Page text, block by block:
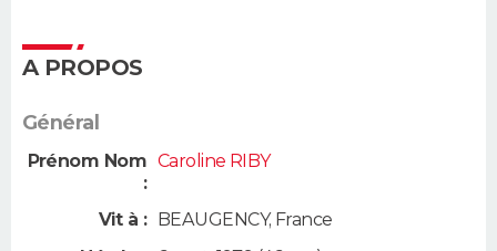
A PROPOS
Général
Prénom Nom
:
Caroline RIBY
Vit à : BEAUGENCY, France